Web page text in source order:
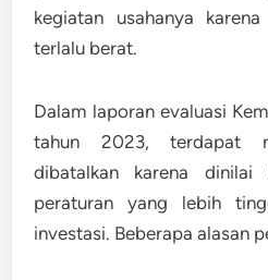
kegiatan usahanya
terlalu berat.
Dalam laporan evaluasi
tahun 2023, terdapat
dibatalkan karena dinilai
peraturan yang lebih
investasi. Beberapa alasan